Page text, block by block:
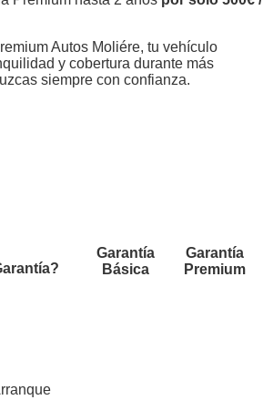
Autos Moliére, tu vehículo
y cobertura durante más
siempre con confianza.
Garantía
Básica
Garantía
Premium